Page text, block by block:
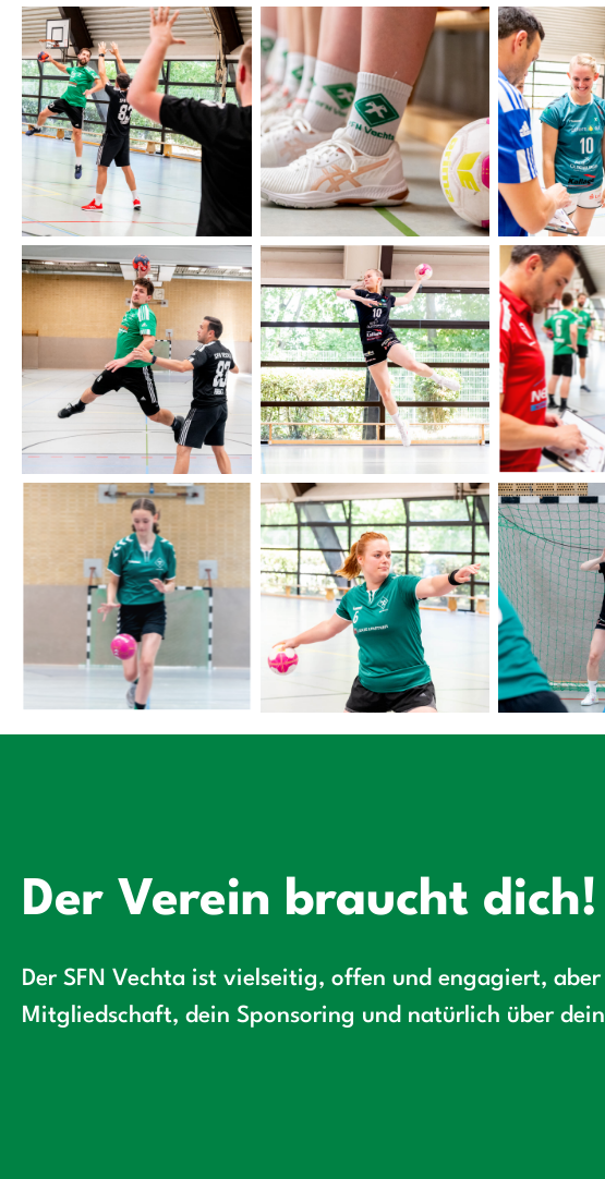
Der Verein braucht dich!
Der SFN Vechta ist vielseitig, offen und engagiert,
Mitgliedschaft, dein Sponsoring und natürlich über